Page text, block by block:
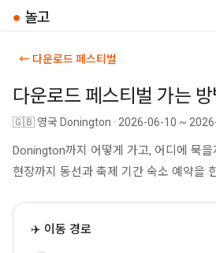
● 놀고
← 다운로드 페스티벌
다운로드 페스티벌 가는 방
🇬🇧 영국 Donington · 2026-06-10 ~
Donington까지 어떻게 가고, 어디에 묵을
현장까지 동선과 축제 기간 숙소 예약을
✈️ 이동 경로